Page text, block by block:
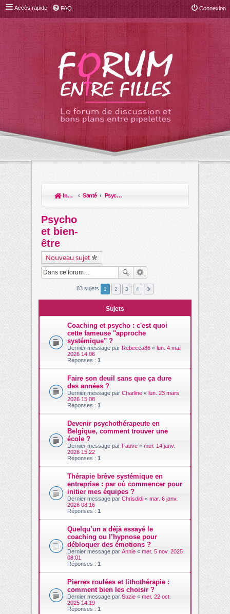
Accès rapide FAQ Connexion
Index du forum Santé Psycho et bien-être
ec
Psycho
et bien-
être
Nouveau sujet
83 sujets 1 2 3 4
Sujets
Coaching et psycho : c'est quoi
cette fameuse "approche
systémique" ?
Dernier message par Rebecca86 « lun. 4 mai
2026 14:06
Réponses : 1
Faire son deuil sans que ça dure
des années ?
Dernier message par Charline « lun. 23 mars
2026 15:08
Réponses : 1
Devenir psychothérapeute en
Belgique, comment trouver une
école ?
Dernier message par Fauve « mer. 14 janv.
2026 15:22
Réponses : 1
Thérapie brève systémique en
entreprise : par où commencer pour
initier mes équipes ?
Dernier message par Chrisdidi « mar. 6 janv.
2026 08:16
Réponses : 1
Quelqu’un a déjà essayé le
coaching ou l’hypnose pour
débloquer des émotions ?
Dernier message par Annie « mer. 5 nov. 2025
08:01
Réponses : 1
Pierres roulées et lithothérapie :
comment bien les choisir ?
Dernier message par Suzie « mer. 22 oct.
2025 14:19
Réponses : 1